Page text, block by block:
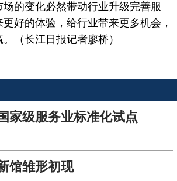
的变化必然带动行业升级完善服
好的体验，给行业带来更多机会，
（长江日报记者廖桥）
家级服务业标准化试点
馆雏形初现